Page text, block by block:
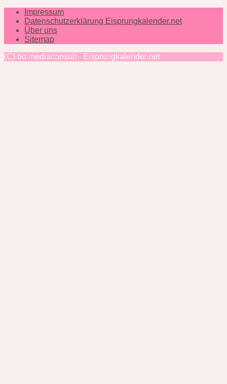
Impressum
Datenschutzerklärung Eisprungkalender.net
Über uns
Sitemap
(C) bo mediaconsult - Eisprungkalender.net